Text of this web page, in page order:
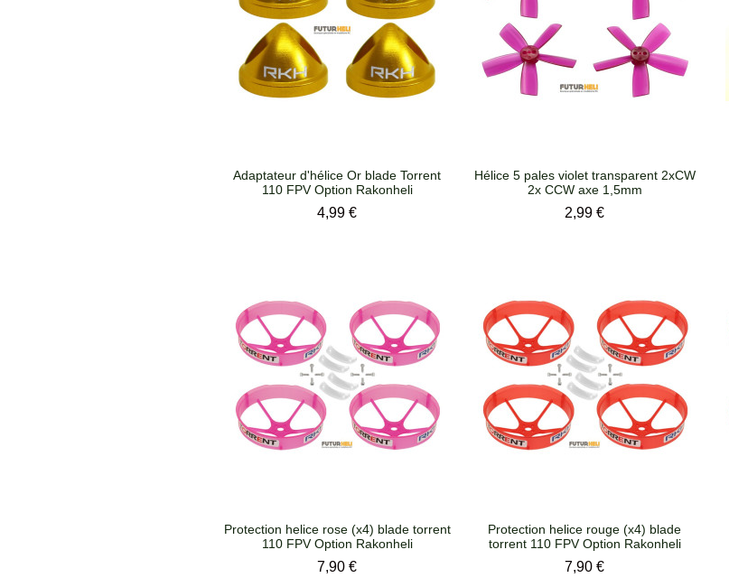
Adaptateur d'hélice Or blade Torrent
110 FPV Option Rakonheli
Prix
4,99 €
Hélice 5 pales violet transparent 2xCW
2x CCW axe 1,5mm
Prix
2,99 €
Protection helice rose (x4) blade torrent
110 FPV Option Rakonheli
Prix
7,90 €
Protection helice rouge (x4) blade
torrent 110 FPV Option Rakonheli
Prix
7,90 €